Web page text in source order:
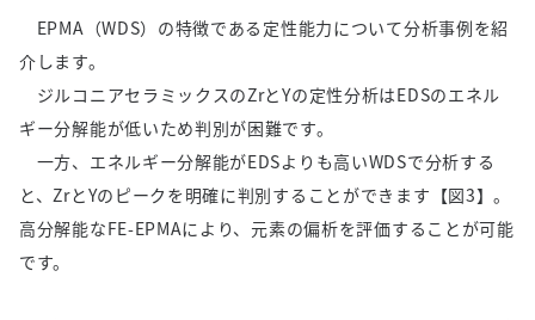
EPMA（WDS）の特徴である定性能力について分析事例を紹
介します。
ジルコニアセラミックスのZrとYの定性分析はEDSのエネル
ギー分解能が低いため判別が困難です。
一方、エネルギー分解能がEDSよりも高いWDSで分析する
と、ZrとYのピークを明確に判別することができます【図3】。
高分解能なFE-EPMAにより、元素の偏析を評価することが可能
です。